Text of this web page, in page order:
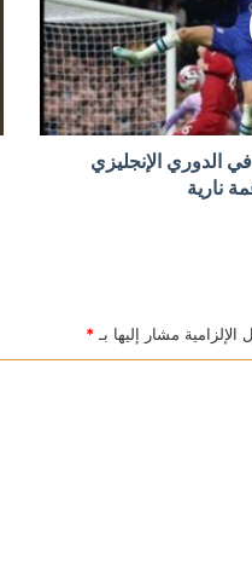
الدوري الإنجليزي
الإلزامية مشار إليها بـ *